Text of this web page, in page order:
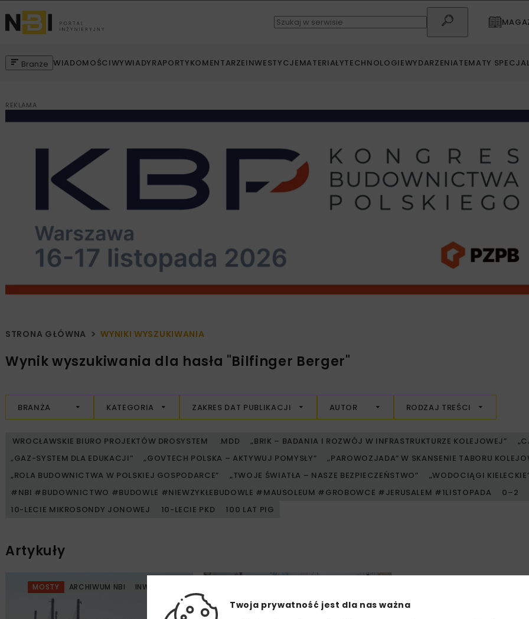
Branże WIADOMOŚCIWYWIADYRAPORTYKOMENTARZEINWESTYCJEMATERIAŁYTECHNOLOGIEWYDARZENIATEMATY
REKLAMA
STRONA GŁÓWNA WYNIKI WYSZUKIWANIA
Wynik wyszukiwania dla hasła "Bilfinger Berger"
BRANŻA KATEGORIA ZAKRES DAT PUBLIKACJI AUTOR RODZAJ TREŚCI
WROCŁAWSKIE BIURO PROJEKTÓW DROSYSTEM .MDD „BRIK – BADANIA I ROZWÓJ W INFRASTRUKTURZE KOLEJOWEJ”
„GAZ-SYSTEM DLA EDUKACJI”
„GOVTECH POLSKA – AKTYWUJ POMYSŁY”
„PAROWOZJADA” W SKANSENIE TABORU
„ROLA BUDOWNICTWA W POLSKIEJ GOSPODARCE”
„TWOJE ŚWIATŁA – NASZE BEZPIECZEŃSTWO”
„WODOCIĄGI
#NBI #BUDOWNICTWO #BUDOWLE #NIEWZYKŁEBUDOWLE #MAUSOLEUM #GROBOWCE #JERUSALEM #1LISTOPADA
0–2
10-LECIE MIKROSONDY JONOWEJ
10-LECIE PKD 100 LAT PIG
Artykuły
MOSTY ARCHIWUM NBI INWESTYCJE
Twoja prywatność jest dla nas ważna